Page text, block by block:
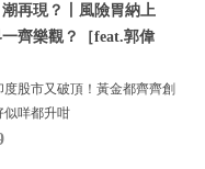
再現？丨風險胃納上
齊樂觀？［feat.郭偉
度股市又破頂！黃金都齊齊創
似咩都升咁